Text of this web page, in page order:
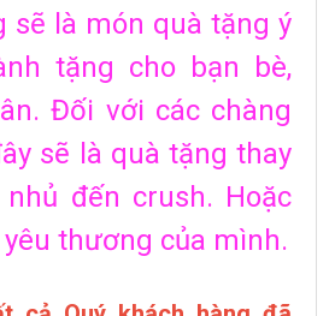
sẽ là món quà tặng ý
tặng cho bạn bè,
Đối với các chàng
sẽ là quà tặng thay
nhủ đến crush. Hoặc
thương của mình.